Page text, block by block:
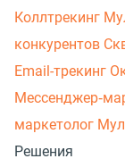
Коллтрекинг
конкурентов
Email-трекинг
маркетолог
Решения